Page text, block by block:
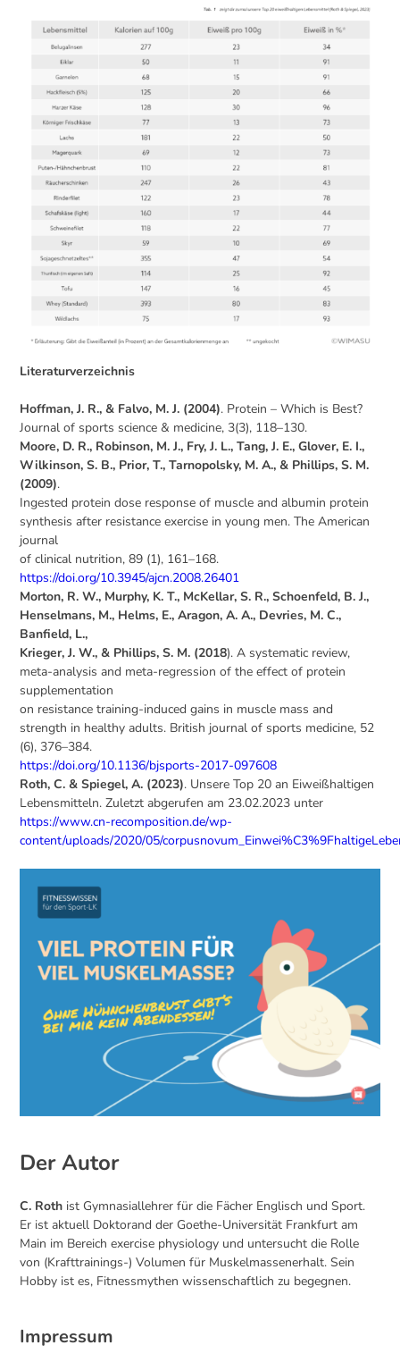
Literaturverzeichnis
Hoffman, J. R., & Falvo, M. J. (2004). Protein – Which is Best?
Journal of sports science & medicine, 3(3), 118–130.
Moore, D. R., Robinson, M. J., Fry, J. L., Tang, J. E., Glover, E. I.,
Wilkinson, S. B., Prior, T., Tarnopolsky, M. A., & Phillips, S. M.
(2009).
Ingested protein dose response of muscle and albumin protein
synthesis after resistance exercise in young men. The American
journal
of clinical nutrition, 89 (1), 161–168.
https://doi.org/10.3945/ajcn.2008.26401
Morton, R. W., Murphy, K. T., McKellar, S. R., Schoenfeld, B. J.,
Henselmans, M., Helms, E., Aragon, A. A., Devries, M. C.,
Banfield, L.,
Krieger, J. W., & Phillips, S. M. (2018). A systematic review,
meta-analysis and meta-regression of the effect of protein
supplementation
on resistance training-induced gains in muscle mass and
strength in healthy adults. British journal of sports medicine, 52
(6), 376–384.
https://doi.org/10.1136/bjsports-2017-097608
Roth, C. & Spiegel, A. (2023). Unsere Top 20 an Eiweißhaltigen
Lebensmitteln. Zuletzt abgerufen am 23.02.2023 unter
https://www.cn-recomposition.de/wp-
content/uploads/2020/05/
Der Autor
C. Roth ist Gymnasiallehrer für die Fächer Englisch und Sport.
Er ist aktuell Doktorand der Goethe-Universität Frankfurt am
Main im Bereich exercise physiology und untersucht die Rolle
von (Krafttrainings-) Volumen für Muskelmassenerhalt. Sein
Hobby ist es, Fitnessmythen wissenschaftlich zu begegnen.
Impressum